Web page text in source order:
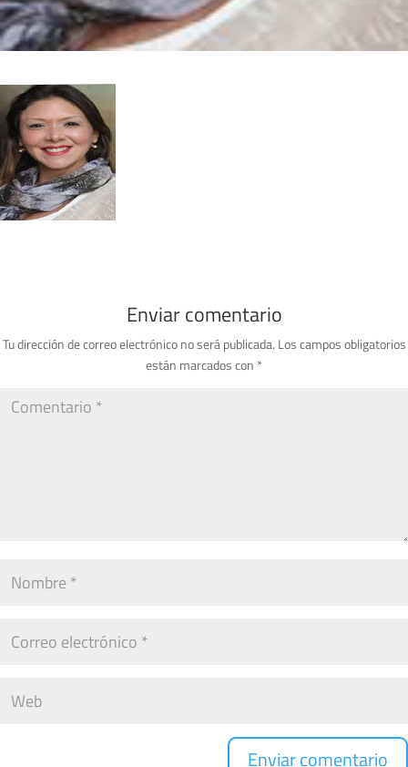
Enviar comentario
Tu dirección de correo electrónico no será publicada. Los campos obligatorios
están marcados con *